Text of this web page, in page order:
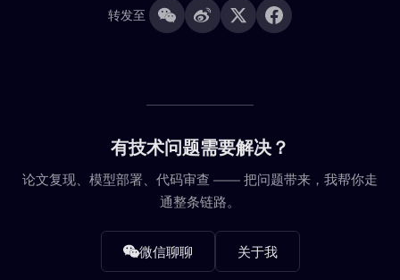
转发至
有技术问题需要解决？
论文复现、模型部署、代码审查 —— 把问题带来，我帮你走
通整条链路。
微信聊聊 关于我